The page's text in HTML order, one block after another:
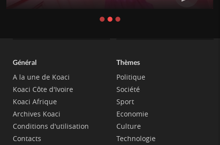
Général
A la une de Koaci
Koaci Côte d'Ivoire
Koaci Afrique
Archives Koaci
Conditions d'utilisation
Contacts
Thèmes
Politique
Société
Sport
Economie
Culture
Technologie